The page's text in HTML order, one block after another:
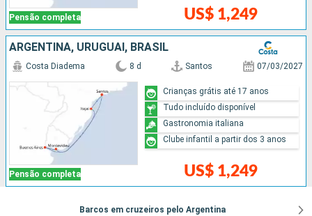
Pensão completa US$ 1,249
ARGENTINA, URUGUAI, BRASIL
Pensão completa
Costa Diadema 8 d Santos 07/03/2027
US$ 1,249
Crianças grátis até 17 anos
Tudo incluído disponível
Gastronomia italiana
Clube infantil a partir dos 3 anos
Barcos em cruzeiros pelo Argentina